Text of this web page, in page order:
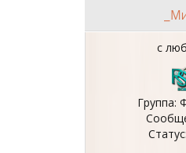
с
Группа:
Статус: